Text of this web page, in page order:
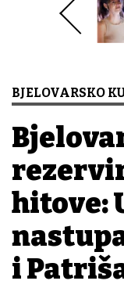
BJELOVARSKO
hitove:
i